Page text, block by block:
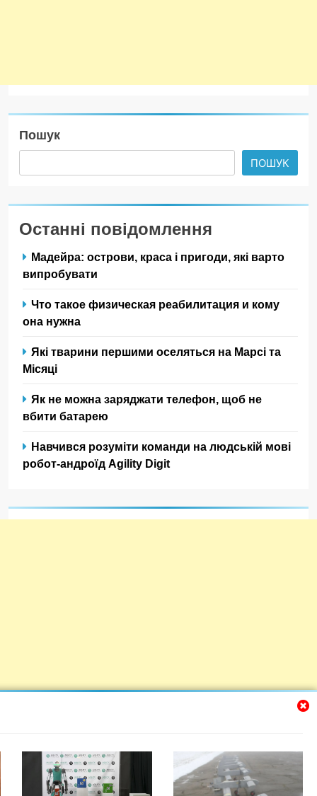
Пошук
ПОШУК
Останні повідомлення
Мадейра: острови, краса і пригоди, які варто
випробувати
Что такое физическая реабилитация и кому
она нужна
Які тварини першими оселяться на Марсі та
Місяці
Як не можна заряджати телефон, щоб не
вбити батарею
Навчився розуміти команди на людській мові
робот-андроїд Agility Digit